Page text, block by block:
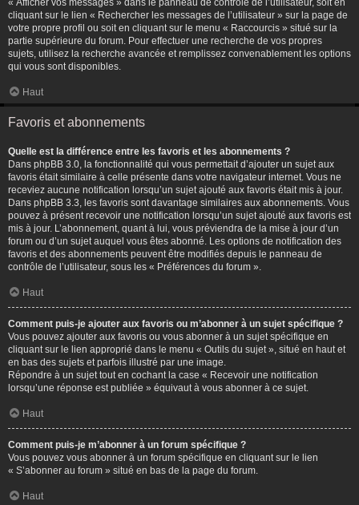
« Afficher vos messages » dans le panneau de contrôle de l’utilisateur, soit en
cliquant sur le lien « Rechercher les messages de l’utilisateur » sur la page de
votre propre profil ou soit en cliquant sur le menu « Raccourcis » situé sur la
partie supérieure du forum. Pour effectuer une recherche de vos propres
sujets, utilisez la recherche avancée et remplissez convenablement les options
qui vous sont disponibles.
Haut
Favoris et abonnements
Quelle est la différence entre les favoris et les abonnements ?
Dans phpBB 3.0, la fonctionnalité qui vous permettait d’ajouter un sujet aux
favoris était similaire à celle présente dans votre navigateur internet. Vous ne
receviez aucune notification lorsqu’un sujet ajouté aux favoris était mis à jour.
Dans phpBB 3.3, les favoris sont davantage similaires aux abonnements. Vous
pouvez à présent recevoir une notification lorsqu’un sujet ajouté aux favoris est
mis à jour. L’abonnement, quant à lui, vous préviendra de la mise à jour d’un
forum ou d’un sujet auquel vous êtes abonné. Les options de notification des
favoris et des abonnements peuvent être modifiés depuis le panneau de
contrôle de l’utilisateur, sous les « Préférences du forum ».
Haut
Comment puis-je ajouter aux favoris ou m’abonner à un sujet spécifique ?
Vous pouvez ajouter aux favoris ou vous abonner à un sujet spécifique en
cliquant sur le lien approprié dans le menu « Outils du sujet », situé en haut et
en bas des sujets et parfois illustré par une image.
Répondre à un sujet tout en cochant la case « Recevoir une notification
lorsqu’une réponse est publiée » équivaut à vous abonner à ce sujet.
Haut
Comment puis-je m’abonner à un forum spécifique ?
Vous pouvez vous abonner à un forum spécifique en cliquant sur le lien
« S’abonner au forum » situé en bas de la page du forum.
Haut